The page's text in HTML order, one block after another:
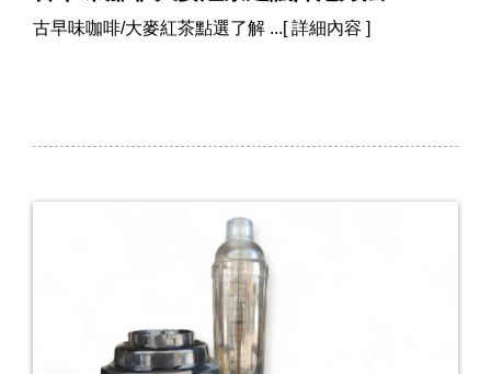
古早味咖啡/大麥紅茶點選了解